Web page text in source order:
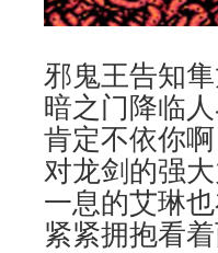
邪鬼王告知
暗之门降临
肯定不依你
对龙剑的强
一息的艾琳
紧紧拥抱看